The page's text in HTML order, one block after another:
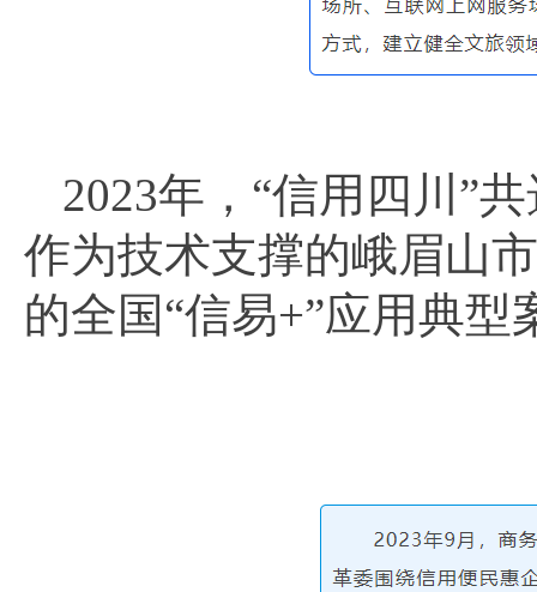
2023年，“信用四川”
作为技术支撑的峨眉山
的全国“信易+”应用典型